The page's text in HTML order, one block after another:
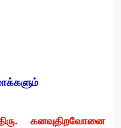
கனவுதிறவோனை